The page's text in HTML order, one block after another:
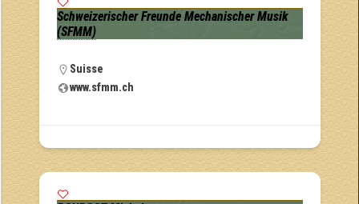
Schweizerischer Freunde Mechanischer Musik
(SFMM)
Suisse
www.sfmm.ch